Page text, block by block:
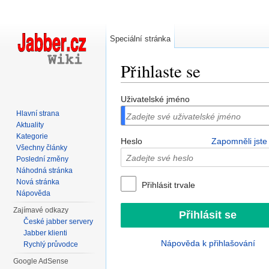
Přihlaste se
Uživatelské jméno
Heslo Zapomněli
Přihlásit trvale
Nápověda k přihlašování
Speciální stránka
Hlavní strana
Aktuality
Kategorie
Všechny články
Poslední změny
Náhodná stránka
Nová stránka
Nápověda
Zajímavé odkazy
České jabber servery
Jabber klienti
Rychlý průvodce
Google AdSense